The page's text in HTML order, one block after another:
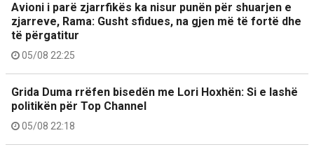
Avioni i parë zjarrfikës ka nisur punën për shuarjen e
zjarreve, Rama: Gusht sfidues, na gjen më të fortë dhe
të përgatitur
05/08 22:25
Grida Duma rrëfen bisedën me Lori Hoxhën: Si e lashë
politikën për Top Channel
05/08 22:18